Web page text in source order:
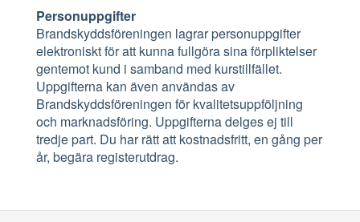
Personuppgifter
Brandskyddsföreningen lagrar personuppgifter
elektroniskt för att kunna fullgöra sina förpliktelser
gentemot kund i samband med kurstillfället.
Uppgifterna kan även användas av
Brandskyddsföreningen för kvalitetsuppföljning
och marknadsföring. Uppgifterna delges ej till
tredje part. Du har rätt att kostnadsfritt, en gång per
år, begära registerutdrag.